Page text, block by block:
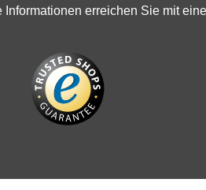
Informationen erreichen Sie mit